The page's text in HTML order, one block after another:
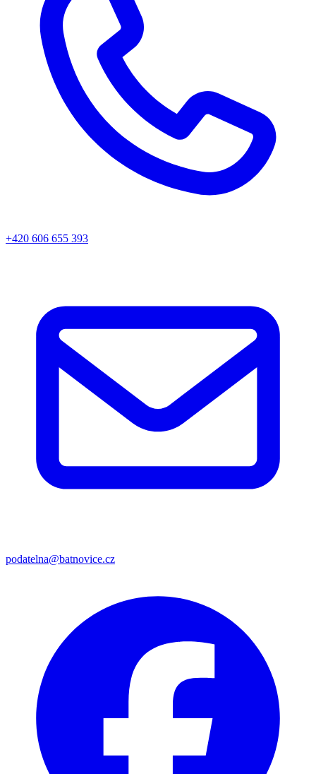
+420 606 655 393
podatelna@batnovice.cz